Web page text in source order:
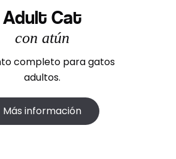
Adult Cat
con atún
completo para gatos
adultos.
Más información